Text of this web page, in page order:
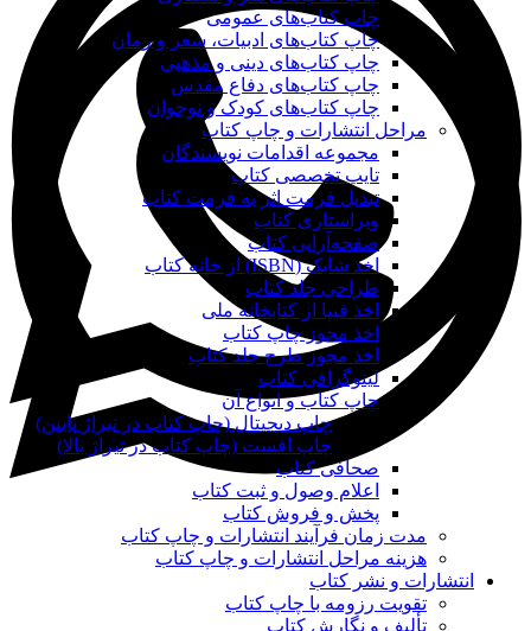
چاپ کتاب‌های عمومی
چاپ کتاب‌های ادبیات، شعر و رمان
چاپ کتاب‌های دینی و مذهبی
چاپ کتاب‌های دفاع مقدس
چاپ کتاب‌های کودک و نوجوان
مراحل انتشارات و چاپ کتاب
مجموعه اقدامات نویسندگان
تایپ تخصصی کتاب
تبدیل فرمت اثر به فرمت کتاب
ویراستاری کتاب
صفحه‌آرایی کتاب
اخذ شابک (ISBN) از خانه کتاب
طراحی جلد کتاب
اخذ فیپا از کتابخانه ملی
اخذ مجوز چاپ کتاب
اخذ مجوز طرح جلد کتاب
لیتوگرافی کتاب
چاپ کتاب و انواع آن
چاپ دیجیتال (چاپ کتاب در تیراژ پایین)
چاپ افست (چاپ کتاب در تیراژ بالا)
صحافی کتاب
اعلام وصول و ثبت کتاب
پخش و فروش کتاب
مدت زمان فرآیند انتشارات و چاپ کتاب
هزینه مراحل انتشارات و چاپ کتاب
انتشارات و نشر کتاب
تقویت رزومه با چاپ کتاب
تألیف و نگارش کتاب